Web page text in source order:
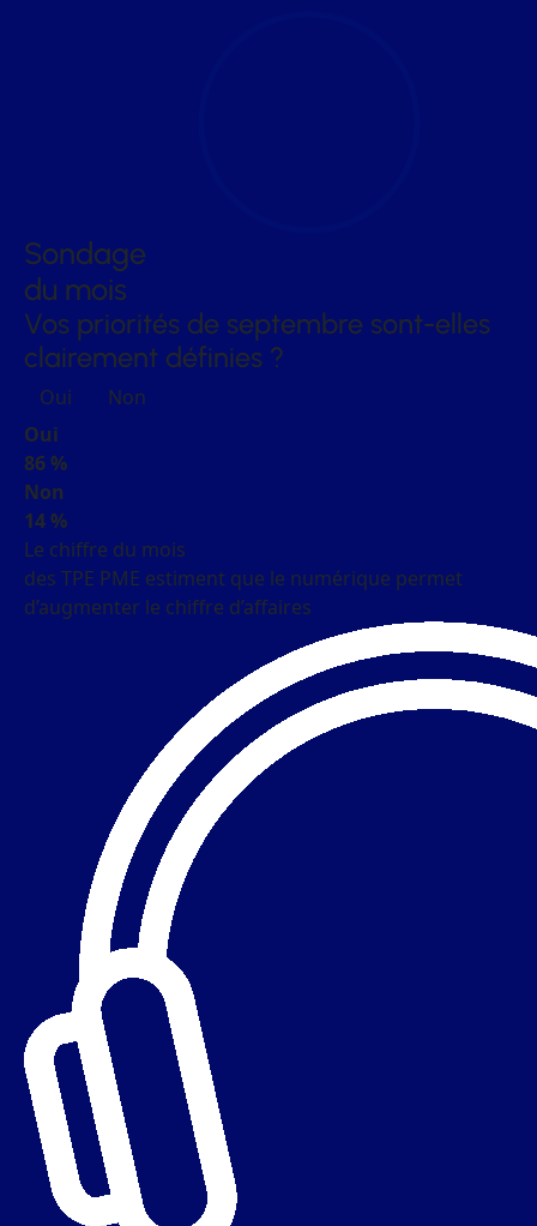
Sondage
du mois
Vos priorités de septembre sont-elles
clairement définies ?
Oui
Non
Oui
86 %
Non
14 %
Le chiffre du mois
des TPE PME estiment que le numérique permet
d’augmenter le chiffre d’affaires